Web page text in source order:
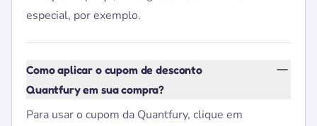
especial, por exemplo.
Como aplicar o cupom de desconto
Quantfury em sua compra?
Para usar o cupom da Quantfury, clique em